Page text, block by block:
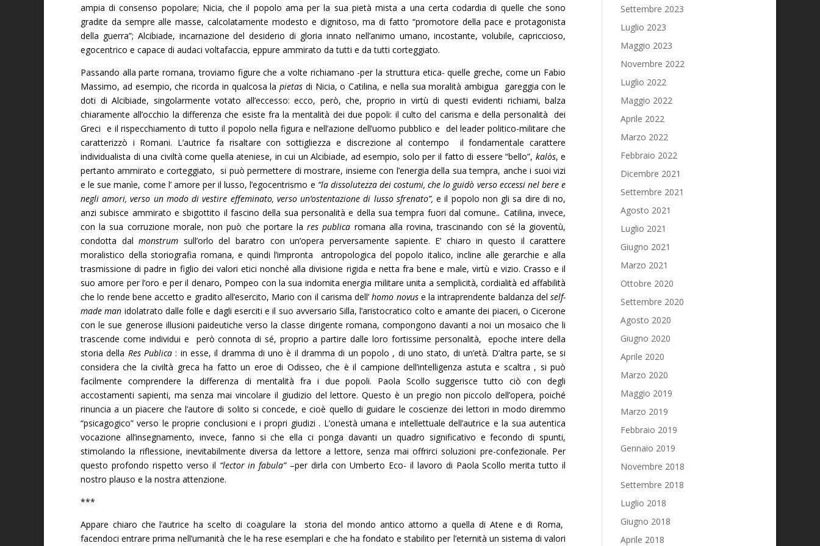
ampia di consenso popolare; Nicia, che il popolo ama per la sua pietà mista a una certa codardia di quelle che sono
gradite da sempre alle masse, calcolatamente modesto e dignitoso, ma di fatto “promotore della pace e protagonista
della guerra”; Alcibiade, incarnazione del desiderio di gloria innato nell’animo umano, incostante, volubile, capriccioso,
egocentrico e capace di audaci voltafaccia, eppure ammirato da tutti e da tutti corteggiato.
Passando alla parte romana, troviamo figure che a volte richiamano -per la struttura etica- quelle greche, come un Fabio
Massimo, ad esempio, che ricorda in qualcosa lapietas di Nicia, o Catilina, e nella sua moralità ambigua gareggia con le
doti di Alcibiade, singolarmente votato all’eccesso: ecco, però, che, proprio in virtù di questi evidenti richiami, balza
chiaramente all’occhio la differenza che esiste fra la mentalità dei due popoli: il culto del carisma e della personalità dei
Greci e il rispecchiamento di tutto il popolo nella figura e nell’azione dell’uomo pubblico e del leader politico-militare che
caratterizzò i Romani. L’autrice fa risaltare con sottigliezza e discrezione al contempo il fondamentale carattere
individualista di una civiltà come quella ateniese, in cui un Alcibiade, ad esempio, solo per il fatto di essere “bello”, kalòs, e
pertanto ammirato e corteggiato, si può permettere di mostrare, insieme con l’energia della sua tempra, anche i suoi vizi
e le sue manìe, come l’ amore per il lusso, l’egocentrismo e “la dissolutezza dei costumi, che lo guidò verso eccessi nel bere e
negli amori, verso un modo di vestire effeminato, verso un’ostentazione di lusso sfrenato”,e il popolo non gli sa dire di no,
anzi subisce ammirato e sbigottito il fascino della sua personalità e della sua tempra fuori dal comune.. Catilina, invece,
con la sua corruzione morale, non può che portare lares publica romana alla rovina, trascinando con sé la gioventù,
condotta dalmonstrum sull’orlo del baratro con un’opera perversamente sapiente. E’ chiaro in questo il carattere
moralistico della storiografia romana, e quindi l’impronta antropologica del popolo italico, incline alle gerarchie e alla
trasmissione di padre in figlio dei valori etici nonché alla divisione rigida e netta fra bene e male, virtù e vizio. Crasso e il
suo amore per l’oro e per il denaro, Pompeo con la sua indomita energia militare unita a semplicità, cordialità ed affabilità
che lo rende bene accetto e gradito all’esercito, Mario con il carisma dell’homo novuse la intraprendente baldanza delself-
made man idolatrato dalle folle e dagli eserciti e il suo avversario Silla, l’aristocratico colto e amante dei piaceri, o Cicerone
con le sue generose illusioni paideutiche verso la classe dirigente romana, compongono davanti a noi un mosaico che li
trascende come individui e però connota di sé, proprio a partire dalle loro fortissime personalità, epoche intere della
storia della Res Publica: in esse, il dramma di uno è il dramma di un popolo , di uno stato, di un’età. D’altra parte, se si
considera che la civiltà greca ha fatto un eroe di Odisseo, che è il campione dell’intelligenza astuta e scaltra , si può
facilmente comprendere la differenza di mentalità fra i due popoli. Paola Scollo suggerisce tutto ciò con degli
accostamenti sapienti, ma senza mai vincolare il giudizio del lettore. Questo è un pregio non piccolo dell’opera, poiché
rinuncia a un piacere che l’autore di solito si concede, e cioè quello di guidare le coscienze dei lettori in modo diremmo
“psicagogico” verso le proprie conclusioni e i propri giudizi . L’onestà umana e intellettuale dell’autrice e la sua autentica
vocazione all’insegnamento, invece, fanno si che ella ci ponga davanti un quadro significativo e fecondo di spunti,
stimolando la riflessione, inevitabilmente diversa da lettore a lettore, senza mai offrirci soluzioni pre-confezionale. Per
questo profondo rispetto verso il “lector in fabula”–per dirla con Umberto Eco- il lavoro di Paola Scollo merita tutto il
nostro plauso e la nostra attenzione.
***
Appare chiaro che l’autrice ha scelto di coagulare la storia del mondo antico attorno a quella di Atene e di Roma,
facendoci entrare prima nell’umanità che le ha rese esemplari e che ha fondato e stabilito per l’eternità un sistema di valori
Settembre 2023
Luglio 2023
Maggio 2023
Novembre 2022
Luglio 2022
Maggio 2022
Aprile 2022
Marzo 2022
Febbraio 2022
Dicembre 2021
Settembre 2021
Agosto 2021
Luglio 2021
Giugno 2021
Marzo 2021
Ottobre 2020
Settembre 2020
Agosto 2020
Giugno 2020
Aprile 2020
Marzo 2020
Maggio 2019
Marzo 2019
Febbraio 2019
Gennaio 2019
Novembre 2018
Settembre 2018
Luglio 2018
Giugno 2018
Aprile 2018